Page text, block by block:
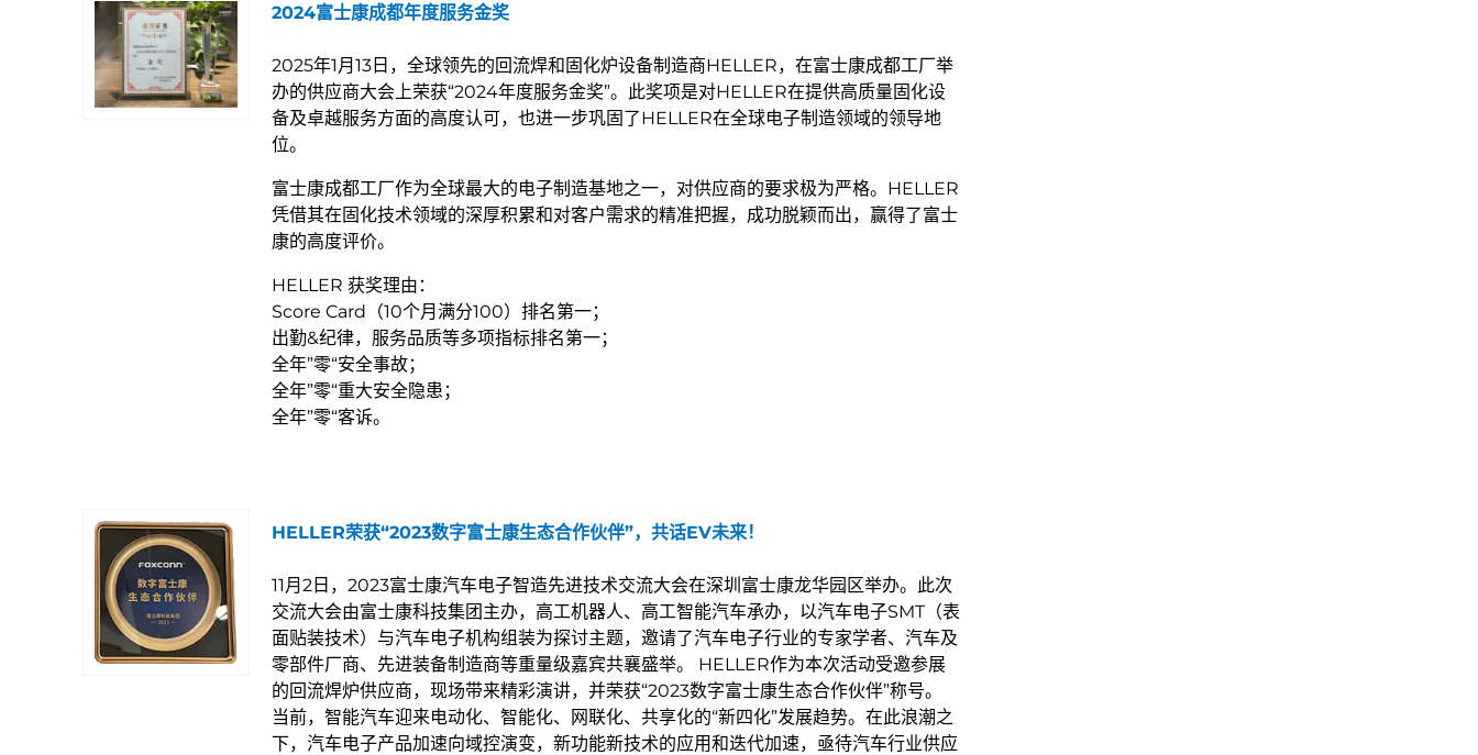
2024富士康成都年度服务金奖
2025年1月13日，全球领先的回流焊和固化炉设备制造商HELLER，在富士康成都工厂举
办的供应商大会上荣获“2024年度服务金奖”。此奖项是对HELLER在提供高质量固化设
备及卓越服务方面的高度认可，也进一步巩固了HELLER在全球电子制造领域的领导地
位。
富士康成都工厂作为全球最大的电子制造基地之一，对供应商的要求极为严格。HELLER
凭借其在固化技术领域的深厚积累和对客户需求的精准把握，成功脱颖而出，赢得了富士
康的高度评价。
HELLER 获奖理由：
Score Card（10个月满分100）排名第一；
出勤&纪律，服务品质等多项指标排名第一；
全年”零“安全事故；
全年”零“重大安全隐患；
全年”零“客诉。
HELLER荣获“2023数字富士康生态合作伙伴”，共话EV未来！
11月2日，2023富士康汽车电子智造先进技术交流大会在深圳富士康龙华园区举办。此次
交流大会由富士康科技集团主办，高工机器人、高工智能汽车承办，以汽车电子SMT（表
面贴装技术）与汽车电子机构组装为探讨主题，邀请了汽车电子行业的专家学者、汽车及
零部件厂商、先进装备制造商等重量级嘉宾共襄盛举。 HELLER作为本次活动受邀参展
的回流焊炉供应商，现场带来精彩演讲，并荣获“2023数字富士康生态合作伙伴”称号。
当前，智能汽车迎来电动化、智能化、网联化、共享化的“新四化”发展趋势。在此浪潮之
下，汽车电子产品加速向域控演变，新功能新技术的应用和迭代加速，亟待汽车行业供应